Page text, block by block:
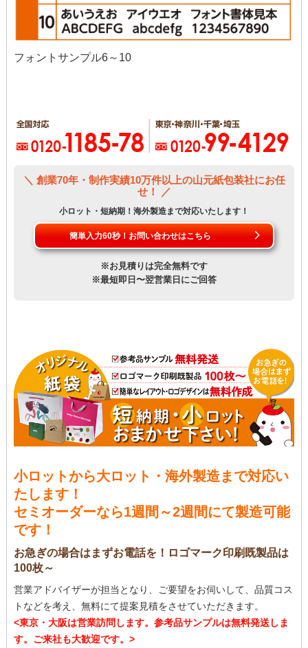
フォントサンプル6～10
＼ 創業70年・制作実績10万件以上の山元紙包装社にお任
せ！ ／
小ロット・短納期！海外製造まで対応いたします！
簡単入力60秒！お問い合わせはこちら
※お見積りは完全無料です
※最短即日〜翌営業日にご回答
小ロットから大ロット・海外製造まで対応い
たします！
セミオーダーなら1週間～2週間にて製造可能
です！
お急ぎの場合はまずお電話を！ロゴマーク印刷既製品は
100枚～
営業アドバイザーが担当となり、ご要望をお伺いして、品質コス
トなどを考え、無料にて提案見積をさせていただきます。
<東京・大阪は営業訪問します。参考品サンプルは無料発送しま
す。ご来社も大歓迎です。>